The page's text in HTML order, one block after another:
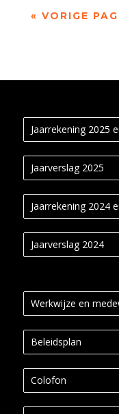
« VORIGE
Jaarrekening 2025
Jaarverslag 2025
Jaarrekening 2024
Jaarverslag 2024
Werkwijze en
Beleidsplan
Colofon